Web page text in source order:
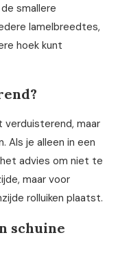
smallere
lamelbreedtes,
hoek kunt
verduisterend, maar
Als je alleen in een
het advies om niet te
maar voor
rolluiken plaatst.
schuine